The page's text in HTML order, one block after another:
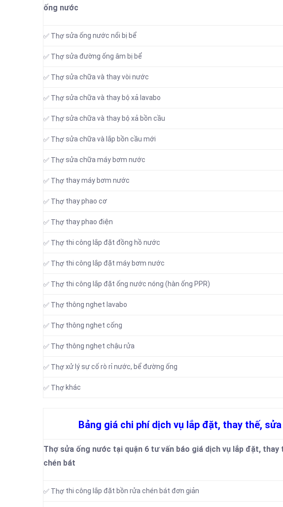
ống nước
✅ Thợ sửa ống nước nổi bị bể
✅ Thợ sửa đường ống âm bị bể
✅ Thợ sửa chữa và thay vòi nước
✅ Thợ sửa chữa và thay bộ xả lavabo
✅ Thợ sửa chữa và thay bộ xả bồn cầu
✅ Thợ sửa chữa và lắp bồn cầu mới
✅ Thợ sửa chữa máy bơm nước
✅ Thợ thay máy bơm nước
✅ Thợ thay phao cơ
✅ Thợ thay phao điện
✅ Thợ thi công lắp đặt đồng hồ nước
✅ Thợ thi công lắp đặt máy bơm nước
✅ Thợ thi công lắp đặt ống nước nóng (hàn ống PPR)
✅ Thợ thông nghẹt lavabo
✅ Thợ thông nghẹt cống
✅ Thợ thông nghẹt chậu rửa
✅ Thợxử lý sự cố rò rỉ nước, bể đường ống
✅ Thợ khác
Bảng giá chi phí dịch vụ lắp đặt, thay thế,
Thợ sửa ống nước tại quận 6 tư vấn báo giá dịch vụ lắp đặt, thay
chén bát
✅ Thợ thi công lắp đặt bồn rửa chén bát đơn giản